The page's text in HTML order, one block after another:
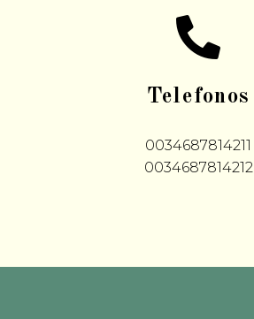
Telefonos
0034687814211
0034687814212